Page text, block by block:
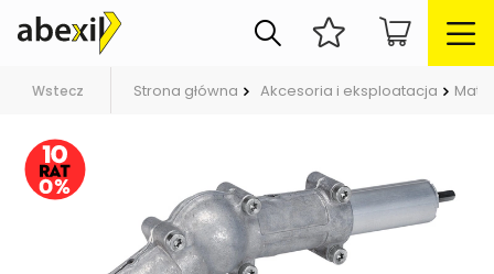
Wstecz Strona główna Akcesoria i eksploatacja